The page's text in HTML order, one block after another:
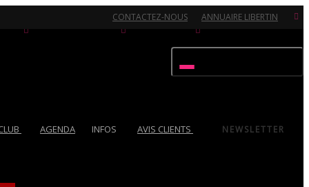
CONTACTEZ-NOUS ANNUAIRE LIBERTIN
AGENDA INFOS AVIS CLIENTS NEWSLETTER